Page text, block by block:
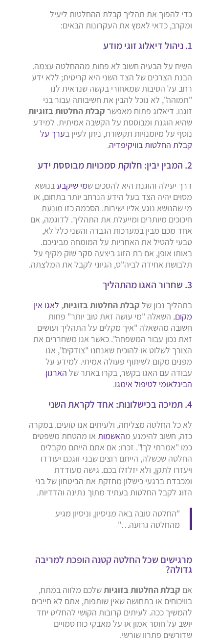
כדי להפוך את תהליך קבלת ההחלטות ליעיל
ומקרב, כדאי לאמץ את העקרונות הבאים:
1. ניהול דיאלוג זוגי מודע
השיח על הבעיה חשוב לא פחות מההחלטה עצמה.
הבנת הצרכים של הצד השני היא קריטית; ללא ידע
רחב על הסיבות שמאחורי בקשה שנראית לנו
"תמוהה", לא נוכל להבין את חשיבותה עבור בני
זוגנו. דיאלוג פתוח מאפשר קבלת החלטות בזוגיות
שהיא הוגנת ומבוססת על הקשבה אמיתית. למידע
נוסף על מיומנויות תקשורת, ניתן לעיין בערך על
קבלת החלטות בוויקיפדיה.
2. המבין יבין: חלוקת סמכויות מבוססת ידע
דרך יעילה והוגנת היא להסכים שמי שיקבעבנושא
מסוים יהיה הצד בעל הידע הנרחב יותר בתחום, או
מי שהנושא נוגע אליו ישירות. הסכמה כזו מונעת
חיכוכים מיותרים ומייעלת את התהליך. לדוגמה, אם
אחד מכם מבין במערכות הגברה והשני כלל לא,
טבעי להטיל את האחריות על המומחה מביניכם.
באותו אופן, אם בת הזוג ביצעה סקר שוק מקיף על
תלבושת אחידה לביה"ס, הגיוני לקבל את המלצתה.
3. שחרור האגו מהתהליך
בתהליך נכון של קבלת החלטות בזוגיות, לאגו אין
מקום. השאלה "מי עושה זאת טוב יותר" פחות
חשובה מהשאלה "איך מקלים על התהליך ועושים
זאת נכון עבור המשפחה". כאשר אנו משחררים את
הצורך לשלוט או להוכיח שאנחנו "צודקים", אנו
מפנים מקום לשיתוף פעולה אמיתי. למידע על
עבודה עם האגו בקשר, בקרו באתר של הארגון
הבינלאומי לטיפול אימגו.
4. תמיכה בכישלונות: אחד לקראת השני
לא כל החלטה מצליחה, ולעיתים אנו טועים. במקרה
כזה, חשוב להימנע מהאשמותאו מהטחת משפטים
כמו "אמרתי לך!". זכרו: אם אתם הייתם מקבלים
החלטה שכשלה, הייתם רוצים שבני זוגכם יעודדו
ויעזרו לתקן, ולא יזלזלו בכם. גישה מעודדת
ומכבדת ברגעי כישלון מחזקת את הביטחון של בני
הזוג לקבל החלטות בעתיד מתוך נתינה והדדיות.
"החלטה טובה באה מניסיון, וניסיון מגיע
מהחלטה גרועה…"
מרגישים שכל החלטה קטנה הופכת למריבה
גדולה?
אם קבלת החלטות בזוגיותשלכם מלווה במתח,
בוויכוחים או בתחושה שאין שותפות, אתם לא חייבים
להמשיך ככה. לעיתים קרובות הקושי להחליט יחד
יושב על חוסר אמון או על מאבקי כוח סמויים
שדורשים פתרון שורשי.